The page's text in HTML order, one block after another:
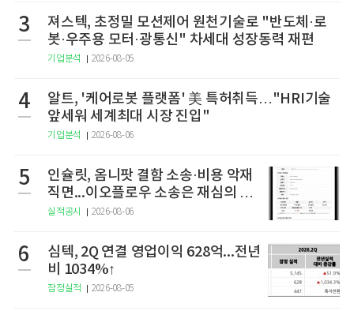
3
져스텍, 초정밀 모션제어 원천기술로 "반도체·로
봇·우주용 모터·광통신" 차세대 성장동력 재편
기업분석 2026-08-05
4
알트, '케어로봇 플랫폼' 美 특허취득…"HRI기술
앞세워 세계최대 시장 진입"
기업분석 2026-08-06
5
인슐릿, 옴니팟 결함 소송·비용 악재
직면...이오플로우 소송은 재심의 청
구
실적공시 2026-08-06
6
심텍, 2Q 연결 영업이익 628억...전년
비 1034%↑
잠정실적 2026-08-05